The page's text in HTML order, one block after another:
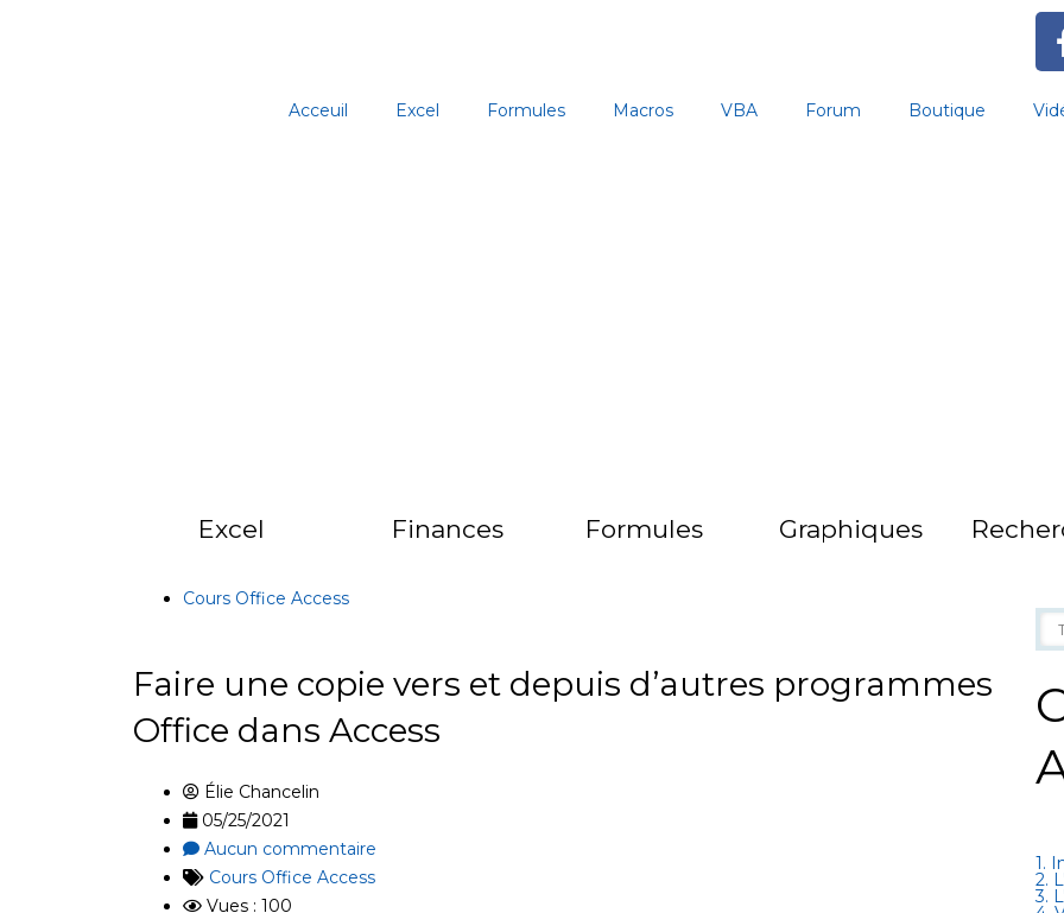
Acceuil Excel Formules Macros VBA Forum Boutique
Excel Finances Formules Graphiques
Cours Office Access
Faire une copie vers et depuis d’autres programmes
Office dans Access
Élie Chancelin
05/25/2021
Aucun commentaire
Cours Office Access
Vues : 100
1.
2.
3.